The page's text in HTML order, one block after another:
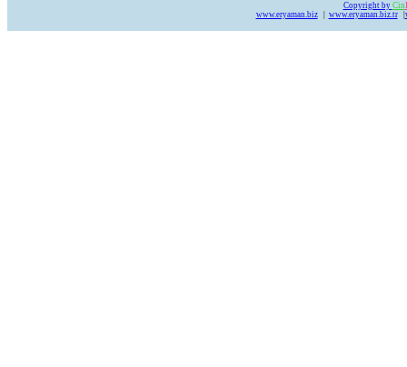
Copyright by Cin
www.eryaman.biz| www.eryaman.biz.tr|